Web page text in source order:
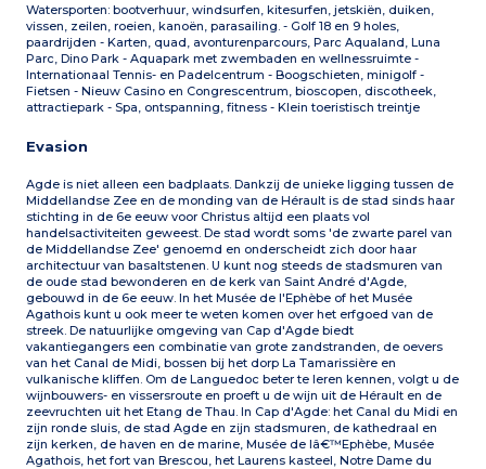
Watersporten: bootverhuur, windsurfen, kitesurfen, jetskiën, duiken,
vissen, zeilen, roeien, kanoën, parasailing. - Golf 18 en 9 holes,
paardrijden - Karten, quad, avonturenparcours, Parc Aqualand, Luna
Parc, Dino Park - Aquapark met zwembaden en wellnessruimte -
Internationaal Tennis- en Padelcentrum - Boogschieten, minigolf -
Fietsen - Nieuw Casino en Congrescentrum, bioscopen, discotheek,
attractiepark - Spa, ontspanning, fitness - Klein toeristisch treintje
Evasion
Agde is niet alleen een badplaats. Dankzij de unieke ligging tussen de
Middellandse Zee en de monding van de Hérault is de stad sinds haar
stichting in de 6e eeuw voor Christus altijd een plaats vol
handelsactiviteiten geweest. De stad wordt soms 'de zwarte parel van
de Middellandse Zee' genoemd en onderscheidt zich door haar
architectuur van basaltstenen. U kunt nog steeds de stadsmuren van
de oude stad bewonderen en de kerk van Saint André d'Agde,
gebouwd in de 6e eeuw. In het Musée de l'Ephèbe of het Musée
Agathois kunt u ook meer te weten komen over het erfgoed van de
streek. De natuurlijke omgeving van Cap d'Agde biedt
vakantiegangers een combinatie van grote zandstranden, de oevers
van het Canal de Midi, bossen bij het dorp La Tamarissière en
vulkanische kliffen. Om de Languedoc beter te leren kennen, volgt u de
wijnbouwers- en vissersroute en proeft u de wijn uit de Hérault en de
zeevruchten uit het Etang de Thau. In Cap d'Agde: het Canal du Midi en
zijn ronde sluis, de stad Agde en zijn stadsmuren, de kathedraal en
zijn kerken, de haven en de marine, Musée de lâ€™Ephèbe, Musée
Agathois, het fort van Brescou, het Laurens kasteel, Notre Dame du